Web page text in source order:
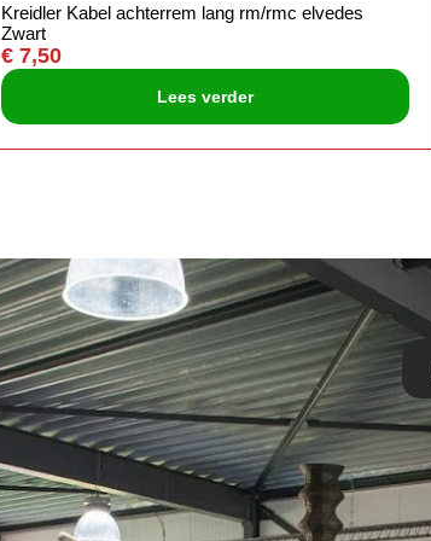
Kreidler Kabel achterrem lang rm/rmc elvedes
Zwart
€ 7,50
Lees verder